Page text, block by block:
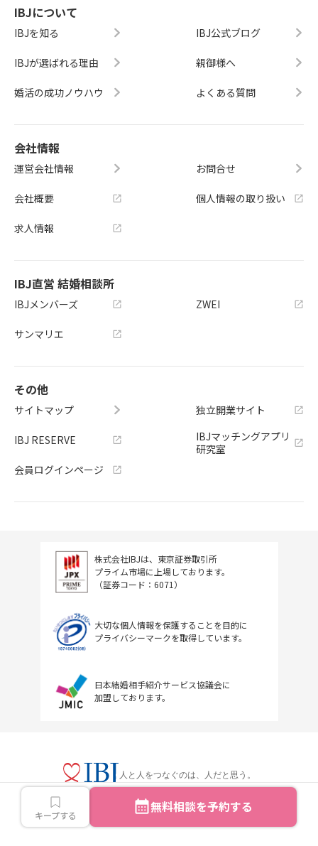
キープする 無料相談を予約する
IBJについて
IBJを知る
IBJが選ばれる理由
婚活の成功ノウハウ
IBJ公式ブログ
親御様へ
よくある質問
会社情報
運営会社情報
会社概要
求人情報
お問合せ
個人情報の取り扱い
IBJ直営 結婚相談所
IBJメンバーズ
サンマリエ
ZWEI
その他
サイトマップ
IBJ RESERVE
会員ログインページ
独立開業サイト
IBJマッチングアプリ
研究室
株式会社IBJは、東京証券取引所
プライム市場に上場しております。
（証券コード：6071）
大切な個人情報を保護することを目的に
プライバシーマークを取得しています。
日本結婚相手紹介サービス協議会に
加盟しております。
人と人をつなぐのは、人だと思う。